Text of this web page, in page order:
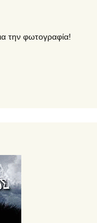
την φωτογραφία!